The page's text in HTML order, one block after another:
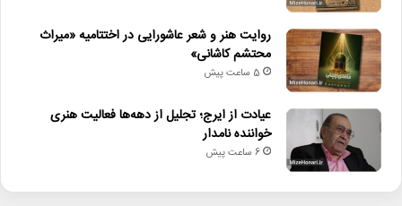
روایت هنر و شعر عاشورایی در اختتامیه «میراث
محتشم کاشانی»
5 ساعت پیش
عیادت از ایرج؛ تجلیل از دهه‌ها فعالیت هنری
خواننده نامدار
6 ساعت پیش